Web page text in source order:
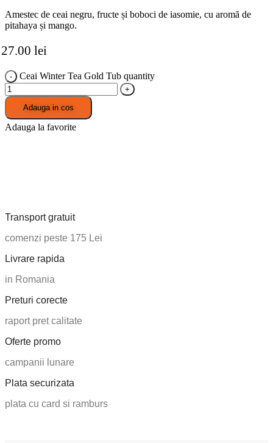
Amestec de ceai negru, fructe și boboci de iasomie, cu aromă de
pitahaya și mango.
27.00 lei
Ceai Winter Tea Gold Tub quantity
Adauga in cos
Adauga la favorite
Transport gratuit
comenzi peste 175 Lei
Livrare rapida
in Romania
Preturi corecte
raport pret calitate
Oferte promo
campanii lunare
Plata securizata
plata cu card si ramburs